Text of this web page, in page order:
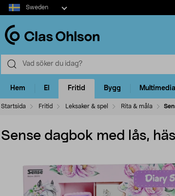
Select
market
Sweden
Hem El Fritid Bygg Multimedia
Startsida Fritid Leksaker & spel Rita & måla
Sense dagbok med lås,